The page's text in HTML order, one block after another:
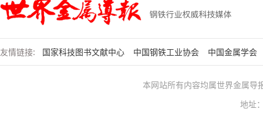
友情链接: 国家科技图书文献中心 中国钢铁工业协会 中国金属学会
本网站所有内容均属世界金属导
地址